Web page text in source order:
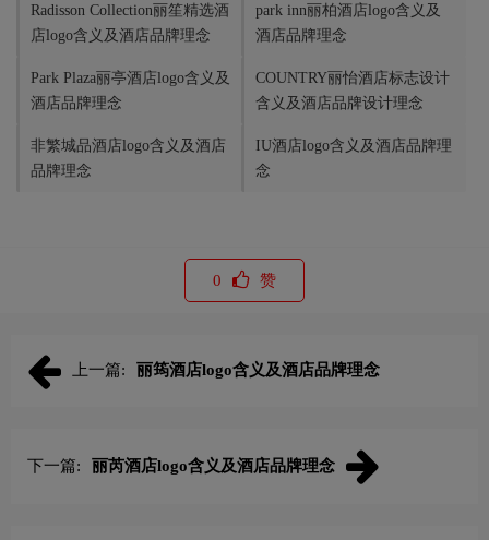
Radisson Collection丽笙精选酒
店logo含义及酒店品牌理念
park inn丽柏酒店logo含义及
酒店品牌理念
Park Plaza丽亭酒店logo含义及
酒店品牌理念
COUNTRY丽怡酒店标志设计
含义及酒店品牌设计理念
非繁城品酒店logo含义及酒店
品牌理念
IU酒店logo含义及酒店品牌理
念
0 赞
上一篇: 丽筠酒店logo含义及酒店品牌理念
下一篇: 丽芮酒店logo含义及酒店品牌理念